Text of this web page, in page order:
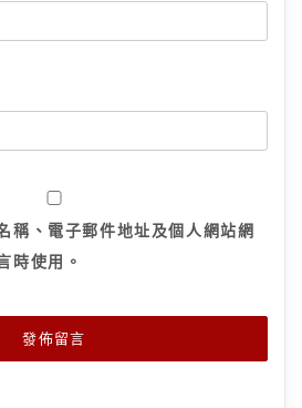
稱、電子郵件地址及個人網站網
時使用。